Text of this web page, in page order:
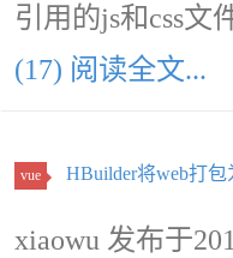
引用的js和css文
(17) 阅读全文...
vue HBuilder将web打包
xiaowu 发布于